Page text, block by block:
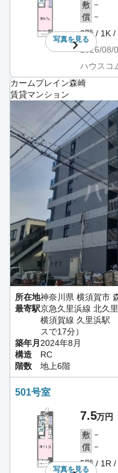
写真を見る
敷 －
償 －
3階 / 1K /
2026/08/
ハウスコ
カームプレイン森崎
賃貸マンション
所在地神奈川県 横須賀市
最寄駅京急久里浜線 北久
横須賀線 久里浜駅
スで17分）
築年月 2024年8月
構造
RC
階数
地上6階
501号室
写真を見る
7.5万円
敷 －
償 －
5階 / 1R /